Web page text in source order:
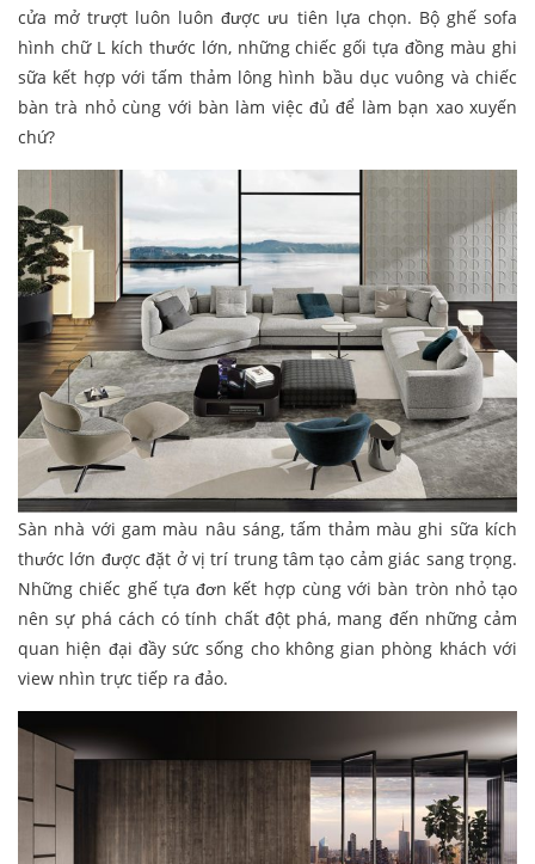
cửa mở trượt luôn luôn được ưu tiên lựa chọn. Bộ ghế sofa
hình chữ L kích thước lớn, những chiếc gối tựa đồng màu ghi
sữa kết hợp với tấm thảm lông hình bầu dục vuông và chiếc
bàn trà nhỏ cùng với bàn làm việc đủ để làm bạn xao xuyến
chứ?
Sàn nhà với gam màu nâu sáng, tấm thảm màu ghi sữa kích
thước lớn được đặt ở vị trí trung tâm tạo cảm giác sang trọng.
Những chiếc ghế tựa đơn kết hợp cùng với bàn tròn nhỏ tạo
nên sự phá cách có tính chất đột phá, mang đến những cảm
quan hiện đại đầy sức sống cho không gian phòng khách với
view nhìn trực tiếp ra đảo.